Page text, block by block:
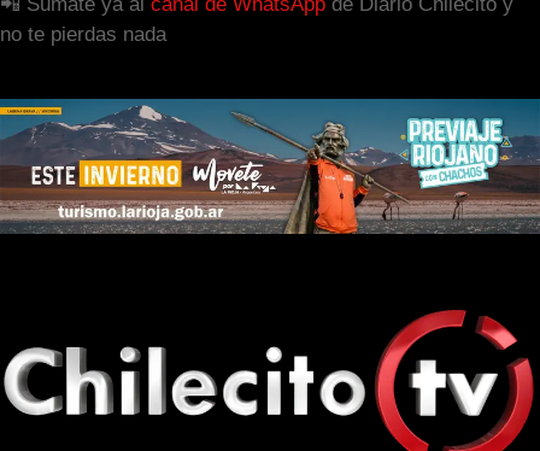
📲 Sumate ya al canal de WhatsApp de Diario Chilecito y
no te pierdas nada